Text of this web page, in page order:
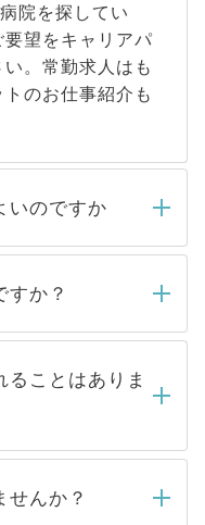
院を探してい
望をキャリアパ
。常勤求人はも
のお仕事紹介も
いのですか
弊社担当者がご
メールもしくは
にはご連絡をせて
くお待ちくださ
すか？
扱っている求人の
からご覧いただ
。非公開求人は
には公開してい
気のある医療機
ることはありま
は一切ありませ
内定をいただい
せんか？